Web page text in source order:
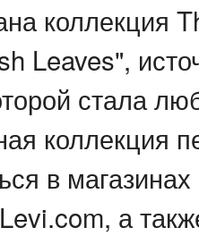
коллекция
Leaves",
стала
коллекция
в
а